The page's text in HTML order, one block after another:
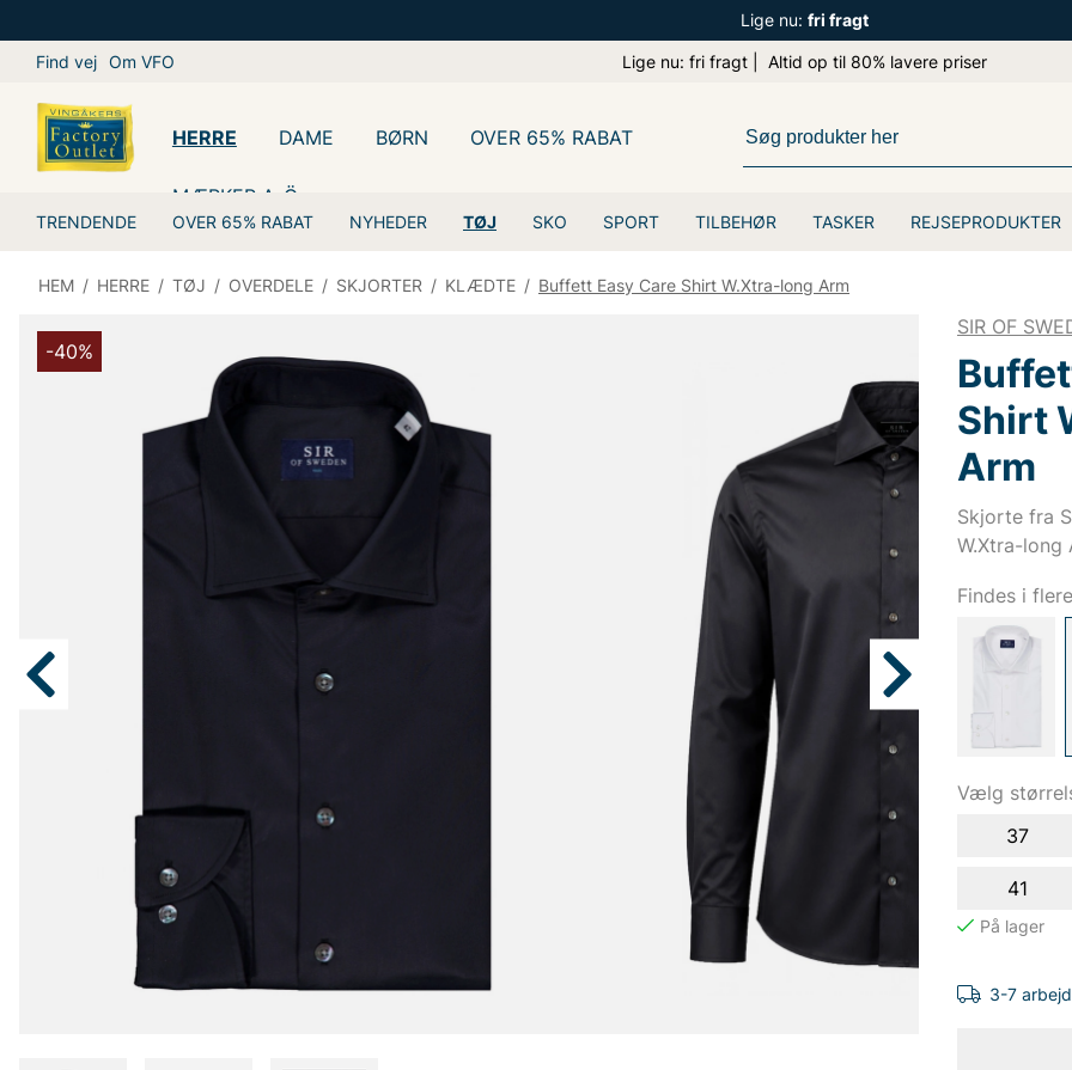
Lige nu: fri fragt
Find vej Om VFO Lige nu: fri fragt | Altid op til 80% lavere priser
HERRE
TRENDENDE OVER 65% RABAT NYHEDER TØJ SKO SPORT TILBEHØR TASKER REJSEPRODUKTER
DAME BØRN OVER 65% RABAT
MÆRKER A-Ö
HEM / HERRE / TØJ / OVERDELE / SKJORTER / KLÆDTE / Buffett Easy Care Shirt W.Xtra-long Arm
-40%
SIR OF
Shirt
Arm
Skjorte fra
W.Xtra-long
Findes i
Vælg
37
41
3-7